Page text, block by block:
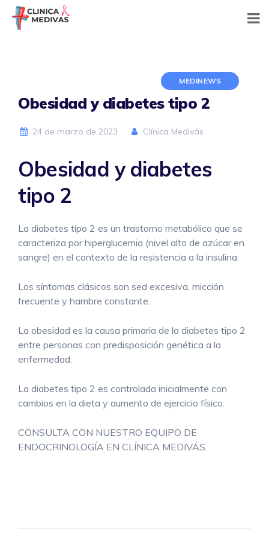
Skip
MEDINEWS
Obesidad y diabetes tipo 2
24 de marzo de 2023 Clínica Medivás
Obesidad y diabetes
tipo 2
La diabetes tipo 2 es un trastorno metabólico que se
caracteriza por hiperglucemia (nivel alto de azúcar en
sangre) en el contexto de la resistencia a la insulina.
Los síntomas clásicos son sed excesiva, micción
frecuente y hambre constante.
La obesidad es la causa primaria de la diabetes tipo 2
entre personas con predisposición genética a la
enfermedad.
La diabetes tipo 2 es controlada inicialmente con
cambios en la dieta y aumento de ejercicio físico.
CONSULTA CON NUESTRO EQUIPO DE
ENDOCRINOLOGÍA EN CLÍNICA MEDIVÁS.